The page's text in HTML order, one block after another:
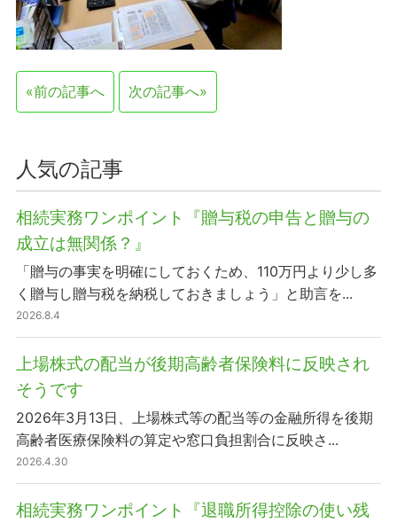
«前の記事へ 次の記事へ»
人気の記事
相続実務ワンポイント『贈与税の申告と贈与の
成立は無関係？』
「贈与の事実を明確にしておくため、110万円より少し多
く贈与し贈与税を納税しておきましょう」と助言を...
2026.8.4
上場株式の配当が後期高齢者保険料に反映され
そうです
2026年3月13日、上場株式等の配当等の金融所得を後期
高齢者医療保険料の算定や窓口負担割合に反映さ...
2026.4.30
相続実務ワンポイント『退職所得控除の使い残